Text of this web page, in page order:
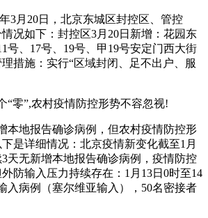
3月20日，北京东城区封控区、管控
况如下：封控区3月20日新增：花园东
号、17号、19号、甲19号安定门西大街
措施：实行“区域封闭、足不出户、服
“零”,农村疫情防控形势不容忽视!
本地报告确诊病例，但农村疫情防控形
是详细情况：北京疫情新变化截至1月
天无新增本地报告确诊病例，疫情防控
防输入压力持续存在：1月13日0时至14
入病例（塞尔维亚输入），50名密接者